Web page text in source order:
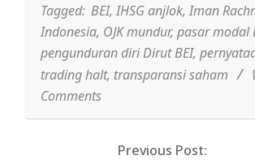
Tagged: BEI, IHSG anjlok, Iman
Indonesia, OJK mundur, pasar modal
pengunduran diri Dirut BEI,
trading halt, transparansi saham
Comments
Previous Post: